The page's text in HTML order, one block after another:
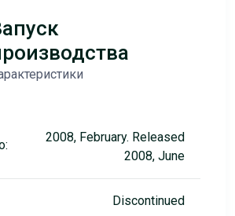
2008, February. Released
2008, June
Discontinued